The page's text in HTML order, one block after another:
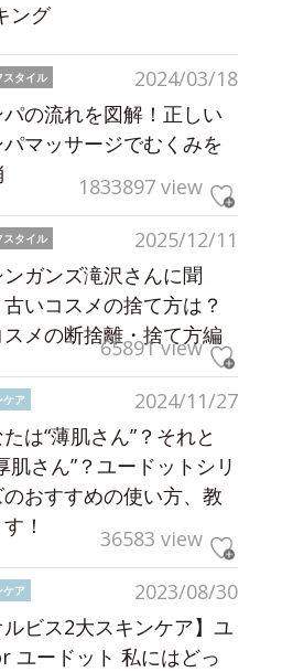
ング
2024/03/18
スタイル
パの流れを図解！正しい
パマッサージでむくみを
1833897 view
2025/12/11
スタイル
ガンズ滝沢さんに聞
古いコスメの捨て方は？
スメの断捨離・捨て方編
65891 view
2024/11/27
ケア
は“薄肌さん”？それと
肌さん”？ユードットシリ
のおすすめの使い方、教
！
36583 view
2023/08/30
ケア
ルビス2大スキンケア】ユ
ユードット 私にはどっ